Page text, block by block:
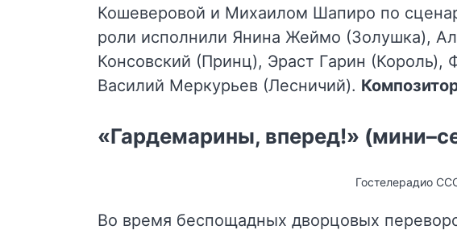
Кошеверовой и Михаилом Шапиро по
роли исполнили Янина Жеймо (Золушка),
Консовский (Принц), Эраст Гарин (Король),
Василий Меркурьев (Лесничий).
«Гардемарины, вперед!»
Гостелерадио
Во время беспощадных дворцовых